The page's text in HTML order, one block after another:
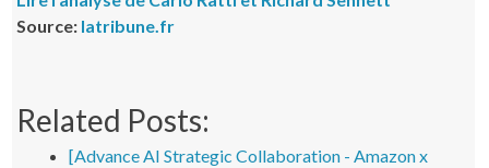
Source: latribune.fr
Related Posts:
[Advance AI Strategic Collaboration - Amazon x